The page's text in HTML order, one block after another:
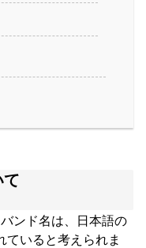
て
ンド名は、日本語の
ていると考えられま